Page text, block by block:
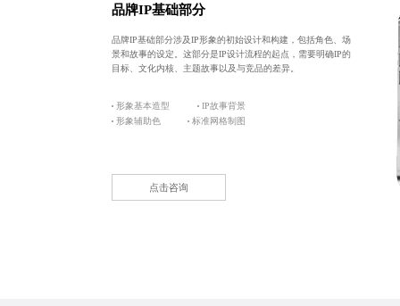
品牌IP基础部分
品牌IP基础部分涉及IP形象的初始设计和构建，包括角色、场
景和故事的设定。这部分是IP设计流程的起点，需要明确IP的
目标、文化内核、主题故事以及与竞品的差异。
形象基本造型
IP故事背景
形象辅助色
标准网格制图
点击咨询